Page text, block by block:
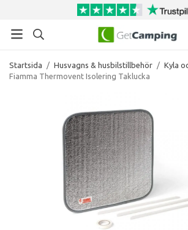
Startsida / Husvagns & husbilstillbehör / Kyla
Fiamma Thermovent Isolering Taklucka